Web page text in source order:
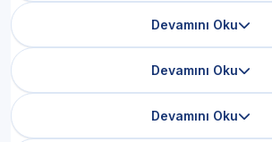
Devamını Oku
Devamını Oku
Devamını Oku